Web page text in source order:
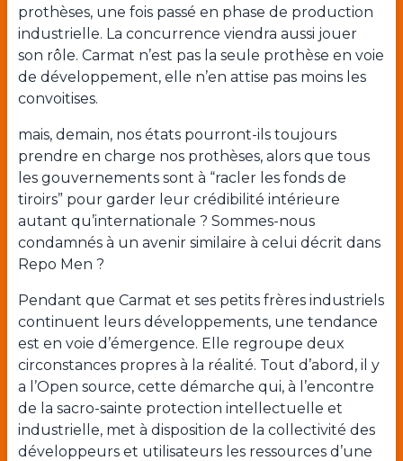
prothèses, une fois passé en phase de production
industrielle. La concurrence viendra aussi jouer
son rôle. Carmat n’est pas la seule prothèse en voie
de développement, elle n’en attise pas moins les
convoitises.
mais, demain, nos états pourront-ils toujours
prendre en charge nos prothèses, alors que tous
les gouvernements sont à “racler les fonds de
tiroirs” pour garder leur crédibilité intérieure
autant qu’internationale ? Sommes-nous
condamnés à un avenir similaire à celui décrit dans
Repo Men ?
Pendant que Carmat et ses petits frères industriels
continuent leurs développements, une tendance
est en voie d’émergence. Elle regroupe deux
circonstances propres à la réalité. Tout d’abord, il y
a l’Open source, cette démarche qui, à l’encontre
de la sacro-sainte protection intellectuelle et
industrielle, met à disposition de la collectivité des
développeurs et utilisateurs les ressources d’une